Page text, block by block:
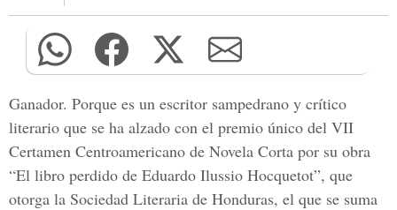
Ganador. Porque es un escritor sampedrano y crítico
literario que se ha alzado con el premio único del VII
Certamen Centroamericano de Novela Corta por su obra
“El libro perdido de Eduardo Ilussio Hocquetot”, que
otorga la Sociedad Literaria de Honduras, el que se suma